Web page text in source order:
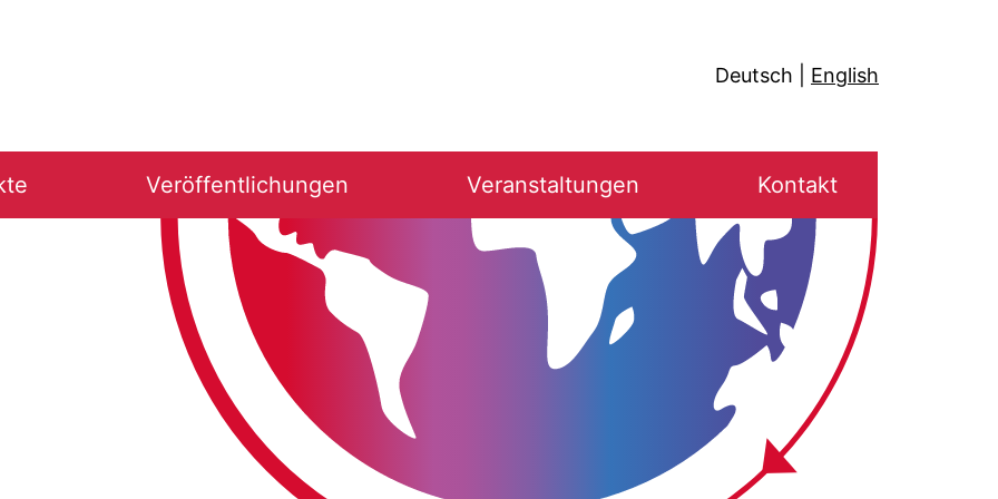
Deutsch English
Veröffentlichungen Veranstaltungen Kontakt